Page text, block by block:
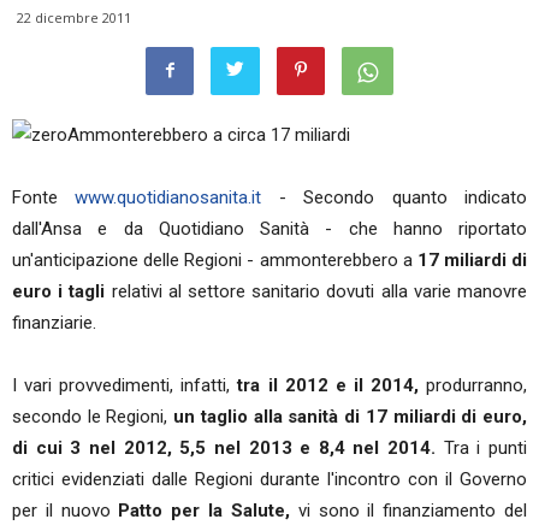
22 dicembre 2011
Ammonterebbero a circa 17 miliardi
Fontewww.quotidianosanita.it - Secondo quanto indicato
dall'Ansa e da Quotidiano Sanità - che hanno riportato
un'anticipazione delle Regioni - ammonterebbero a 17 miliardi di
euro i tagli relativi al settore sanitario dovuti alla varie manovre
finanziarie.
I vari provvedimenti, infatti,tra il 2012 e il 2014,produrranno,
secondo le Regioni, un taglio alla sanità di 17 miliardi di euro,
di cui 3 nel 2012, 5,5 nel 2013 e 8,4 nel 2014. Tra i punti
critici evidenziati dalle Regioni durante l'incontro con il Governo
per il nuovo Patto per la Salute,vi sono il finanziamento del